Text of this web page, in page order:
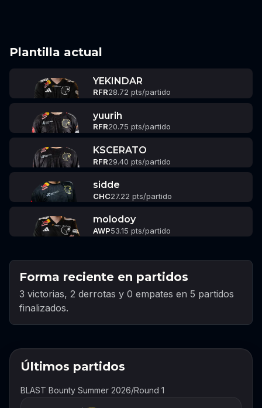
Plantilla actual
YEKINDAR
RFR28.72 pts/partido
yuurih
RFR20.75 pts/partido
KSCERATO
RFR29.40 pts/partido
sidde
CHC27.22 pts/partido
molodoy
AWP53.15 pts/partido
Forma reciente en partidos
3 victorias, 2 derrotas y 0 empates en 5 partidos
finalizados.
Últimos partidos
BLAST Bounty Summer 2026/Round 1